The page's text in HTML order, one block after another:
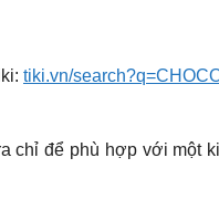
tiki.vn/
chỉ để phù hợp với một